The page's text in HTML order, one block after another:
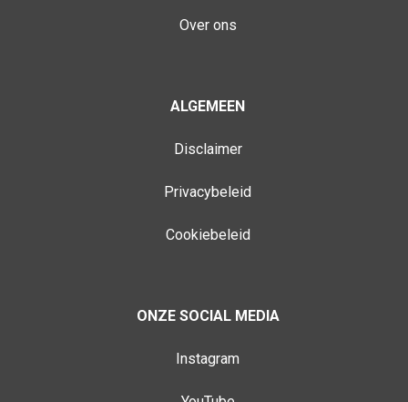
Over ons
ALGEMEEN
Disclaimer
Privacybeleid
Cookiebeleid
ONZE SOCIAL MEDIA
Instagram